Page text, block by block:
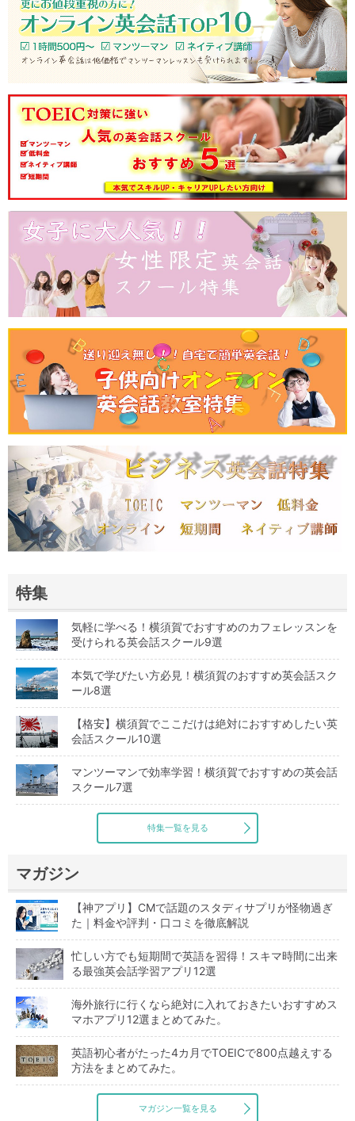
特集
気軽に学べる！横須賀でおすすめのカフェレッスンを
受けられる英会話スクール9選
本気で学びたい方必見！横須賀のおすすめ英会話スク
ール8選
【格安】横須賀でここだけは絶対におすすめしたい英
会話スクール10選
マンツーマンで効率学習！横須賀でおすすめの英会話
スクール7選
特集一覧を見る
マガジン
【神アプリ】CMで話題のスタディサプリが怪物過ぎ
た｜料金や評判・口コミを徹底解説
忙しい方でも短期間で英語を習得！スキマ時間に出来
る最強英会話学習アプリ12選
海外旅行に行くなら絶対に入れておきたいおすすめス
マホアプリ12選まとめてみた。
英語初心者がたった4カ月でTOEICで800点越えする
方法をまとめてみた。
マガジン一覧を見る